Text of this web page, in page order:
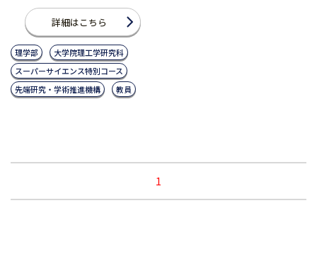
詳細はこちら
理学部
大学院理工学研究科
スーパーサイエンス特別コース
先端研究・学術推進機構
教員
1